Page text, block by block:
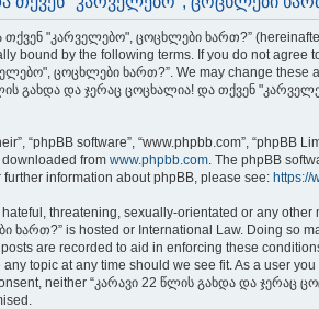
"კარველებო", ცოცხლები ხართ?”
bound by the following terms. If you do not
ცოცხლები ხართ?”. We may change these
გახდა და ჯერაც ცოცხალია! და თქვენ
“phpBB software”, “www.phpbb.com”,
downloaded from www.phpbb.com. The phpBB
information about phpBB, please see: https://
threatening, sexually-orientated or any
is hosted or International Law. Doing so
are recorded to aid in enforcing these
topic at any time should we see fit. As a user
neither “კარავი 22 წლის გახდა და